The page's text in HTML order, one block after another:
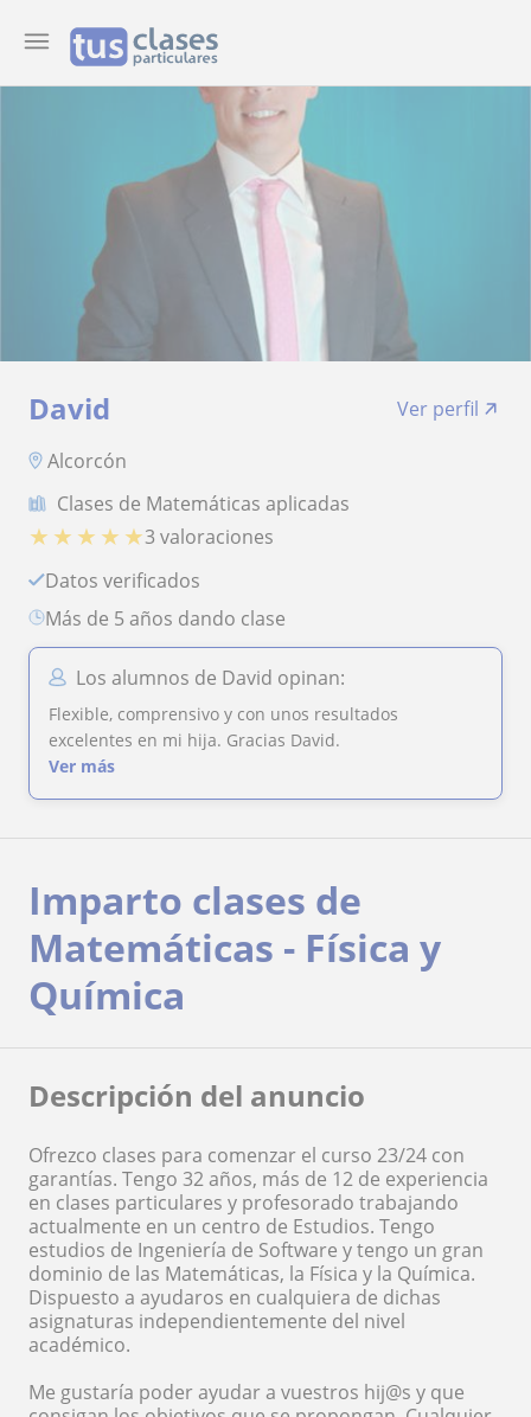
David
Ver perfil
Alcorcón
Clases de Matemáticas aplicadas
★ ★ ★ ★ ★3 valoraciones
Datos verificados
más de 5 años dando clase
Los alumnos de David opinan:
Flexible, comprensivo y con unos resultados
excelentes en mi hija. Gracias David.
Ver más
Imparto clases de
Matemáticas - Física y
Química
Descripción del anuncio
Ofrezco clases para comenzar el curso 23/24 con
garantías. Tengo 32 años, más de 12 de experiencia
en clases particulares y profesorado trabajando
actualmente en un centro de Estudios. Tengo
estudios de Ingeniería de Software y tengo un gran
dominio de las Matemáticas, la Física y la Química.
Dispuesto a ayudaros en cualquiera de dichas
asignaturas independientemente del nivel
académico.
Me gustaría poder ayudar a vuestros hij@s y que